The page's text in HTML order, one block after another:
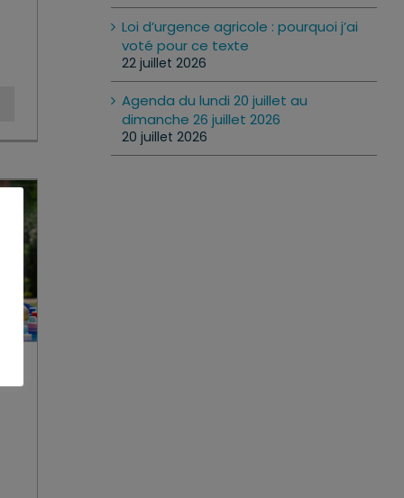
Loi d’urgence agricole : pourquoi j’ai
voté pour ce texte
22 juillet 2026
Agenda du lundi 20 juillet au
dimanche 26 juillet 2026
20 juillet 2026